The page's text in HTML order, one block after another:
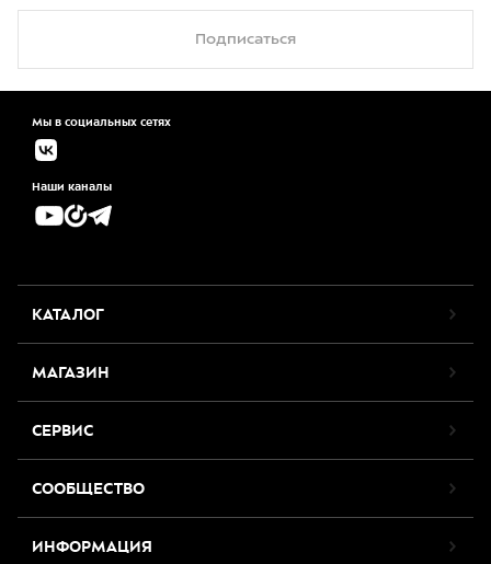
Подписаться
Мы в социальных сетях
Наши каналы
КАТАЛОГ
МАГАЗИН
СЕРВИС
СООБЩЕСТВО
ИНФОРМАЦИЯ